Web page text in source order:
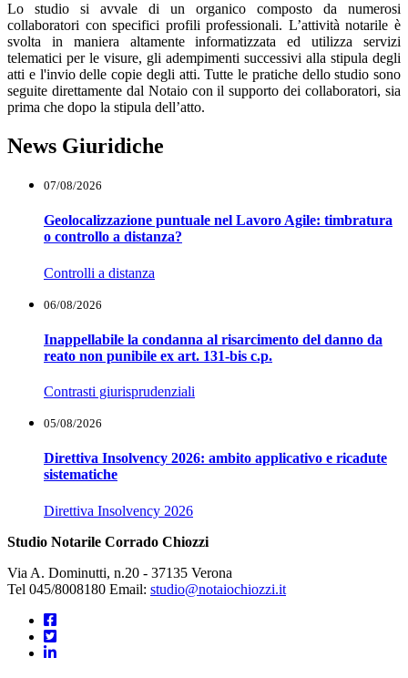
Lo studio si avvale di un organico composto da numerosi
collaboratori con specifici profili professionali. L’attività notarile è
svolta in maniera altamente informatizzata ed utilizza servizi
telematici per le visure, gli adempimenti successivi alla stipula degli
atti e l'invio delle copie degli atti. Tutte le pratiche dello studio sono
seguite direttamente dal Notaio con il supporto dei collaboratori, sia
prima che dopo la stipula dell’atto.
News Giuridiche
07/08/2026
Geolocalizzazione puntuale nel Lavoro Agile: timbratura
o controllo a distanza?
Controlli a distanza
06/08/2026
Inappellabile la condanna al risarcimento del danno da
reato non punibile ex art. 131-bis c.p.
Contrasti giurisprudenziali
05/08/2026
Direttiva Insolvency 2026: ambito applicativo e ricadute
sistematiche
Direttiva Insolvency 2026
Studio Notarile Corrado Chiozzi
Via A. Dominutti, n.20 - 37135 Verona
Tel 045/8008180 Email: studio@notaiochiozzi.it